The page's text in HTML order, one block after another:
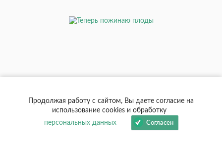
ПИСЬМА ЧИТАТЕЛЕЙ
Продолжая работу с сайтом, Вы даете согласие на
использование cookies и обработку
персональных данных
Согласен